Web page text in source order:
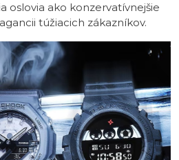
oslovia ako konzervatívnejšie
túžiacich zákazníkov.